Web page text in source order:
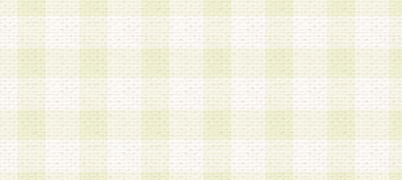
スワードを使用するものとします。
2.登録の際に当社が付与したログインIDおよびパ
の使用に関しては、全て会員本人がその責任を負
3.会員は、当社から付与されたログインIDおよび
貸与、名義変更、売買その他形態を問わず第三者
ならないものとします。